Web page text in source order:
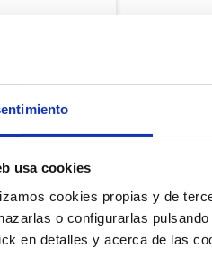
usa cookies
cookies propias y de
o configurarlas
en detalles y acerca de las
en 1977,
de
las
las Nuevas
y en la